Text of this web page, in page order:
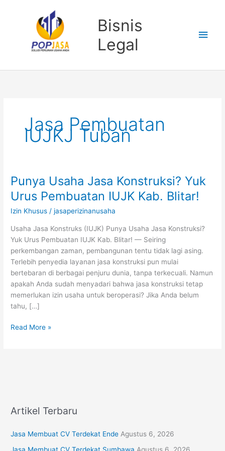
Bisnis
Legal
Jasa Pembuatan
IUJKJ Tuban
Punya Usaha Jasa Konstruksi? Yuk
Urus Pembuatan IUJK Kab. Blitar!
Izin Khusus /jasaperizinanusaha
Usaha Jasa Konstruks (IUJK) Punya Usaha Jasa Konstruksi?
Yuk Urus Pembuatan IUJK Kab. Blitar! — Seiring
perkembangan zaman, pembangunan tentu tidak lagi asing.
Terlebih penyedia layanan jasa konstruksi pun mulai
bertebaran di berbagai penjuru dunia, tanpa terkecuali. Namun
apakah Anda sudah menyadari bahwa jasa konstruksi tetap
memerlukan izin usaha untuk beroperasi? Jika Anda belum
tahu, […]
Punya
Usaha
Jasa
Konstruksi?
IUJK
Read More »
Artikel Terbaru
Jasa Membuat CV Terdekat Ende Agustus 6, 2026
Jasa Membuat CV Terdekat Sumbawa Agustus 6, 2026